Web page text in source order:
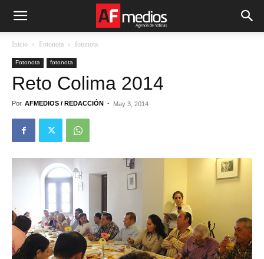
Inicio Fotonota fotonota
Fotonota fotonota
Reto Colima 2014
Por AFMEDIOS / REDACCIÓN - May 3, 2014